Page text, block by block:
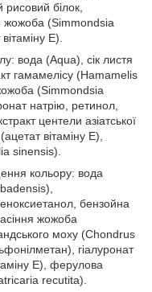
рисовий білок,
жожоба (Simmondsia
E).
вода (Aqua), сік листя
гамамелісу (Hamamelis
(Simmondsia
натрію, ретинол,
центели азіатської
вітаміну E),
sinensis).
кольору: вода
бензойна
жожоба
моху (Chondrus
гіалуронат
E), ферулова
recutita).